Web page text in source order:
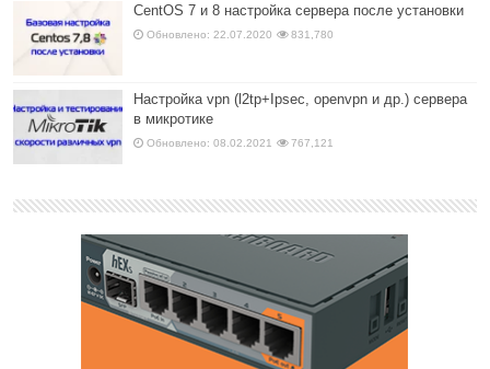
CentOS 7 и 8 настройка сервера после установки
Обновлено: 22.07.2020 831,780
Настройка vpn (l2tp+Ipsec, openvpn и др.) сервера
в микротике
Обновлено: 08.02.2021 767,121